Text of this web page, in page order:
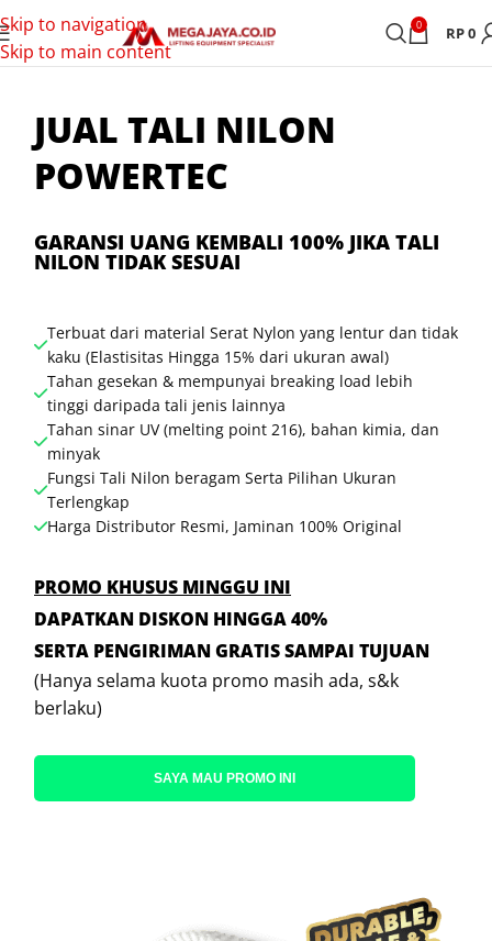
Skip to navigation
Skip to main content
0 RP0
JUAL TALI NILON
POWERTEC
GARANSI UANG KEMBALI 100% JIKA TALI
NILON TIDAK SESUAI
Terbuat dari material Serat Nylon yang lentur dan tidak
kaku (Elastisitas Hingga 15% dari ukuran awal)
Tahan gesekan & mempunyai breaking load lebih
tinggi daripada tali jenis lainnya
Tahan sinar UV (melting point 216), bahan kimia, dan
minyak
Fungsi Tali Nilon beragam Serta Pilihan Ukuran
Terlengkap
Harga Distributor Resmi, Jaminan 100% Original
PROMO KHUSUS MINGGU INI
DAPATKAN DISKON HINGGA 40%
SERTA PENGIRIMAN GRATIS SAMPAI TUJUAN
(Hanya selama kuota promo masih ada, s&k
berlaku)
SAYA MAU PROMO INI